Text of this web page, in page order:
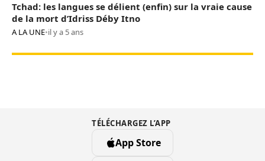
Tchad: les langues se délient (enfin) sur la vraie cause
de la mort d’Idriss Déby Itno
A LA UNE•il y a 5 ans
TÉLÉCHARGEZ L’APP
App Store